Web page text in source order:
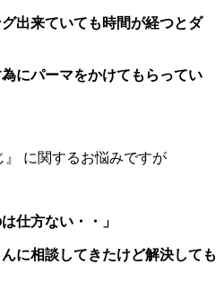
出来ていても時間が経つとダ
にパーマをかけてもらってい
に関するお悩みですが
仕方ない・・」
に相談してきたけど解決しても